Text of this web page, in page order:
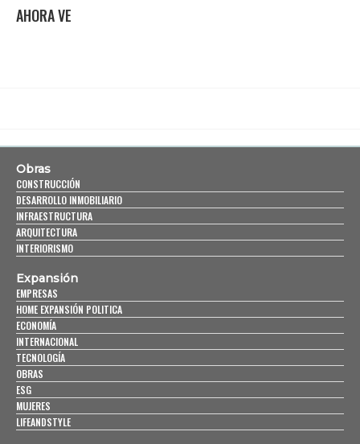
AHORA VE
Obras
CONSTRUCCIÓN
DESARROLLO INMOBILIARIO
INFRAESTRUCTURA
ARQUITECTURA
INTERIORISMO
Expansión
EMPRESAS
HOME EXPANSIÓN POLITICA
ECONOMÍA
INTERNACIONAL
TECNOLOGÍA
OBRAS
ESG
MUJERES
LIFEANDSTYLE